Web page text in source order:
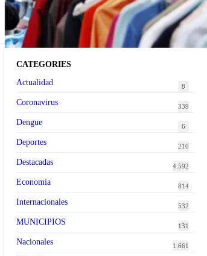
suman a la tendencia de la ropa de
segunda mano premium
CATEGORIES
Actualidad
8
Coronavirus 339
Dengue 6
Deportes 210
Destacadas 4.592
Economía 814
Internacionales 532
MUNICIPIOS 131
Nacionales 1.661